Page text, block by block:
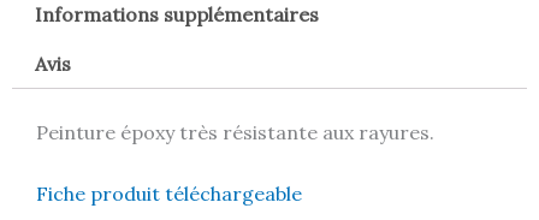
Informations supplémentaires
Avis
Peinture époxy très résistante aux rayures.
Fiche produit téléchargeable